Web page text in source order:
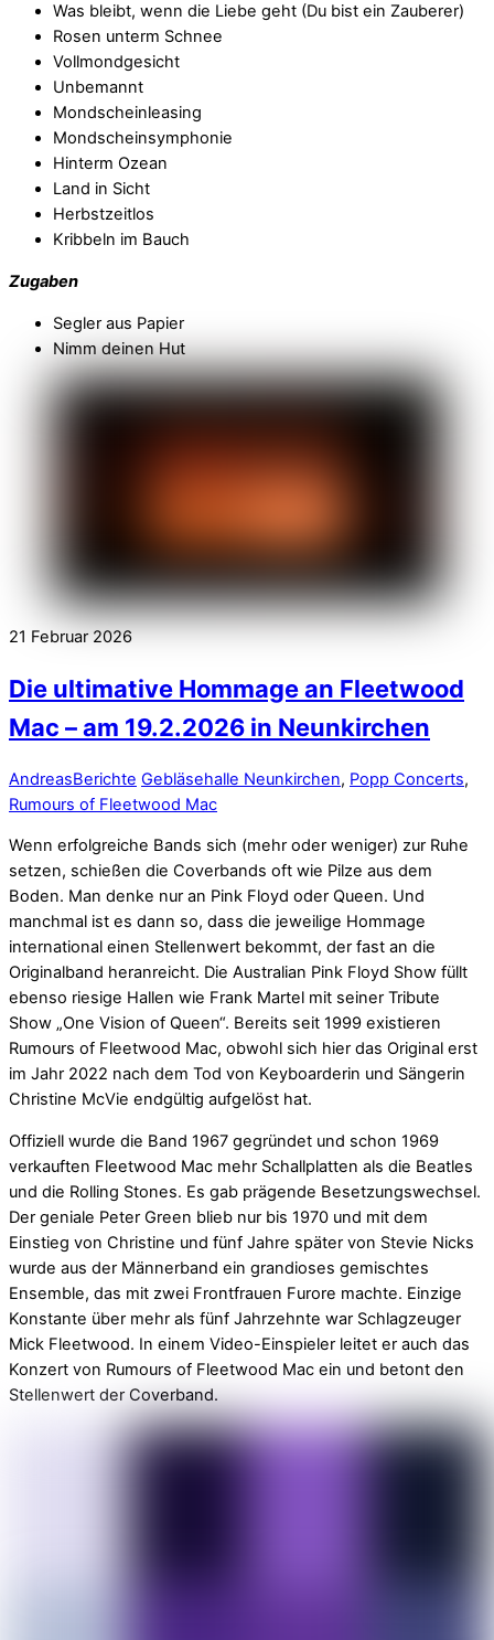
Was bleibt, wenn die Liebe geht (Du bist ein Zauberer)
Rosen unterm Schnee
Vollmondgesicht
Unbemannt
Mondscheinleasing
Mondscheinsymphonie
Hinterm Ozean
Land in Sicht
Herbstzeitlos
Kribbeln im Bauch
Zugaben
Segler aus Papier
Nimm deinen Hut
21 Februar 2026
Die ultimative Hommage an Fleetwood
Mac – am 19.2.2026 in Neunkirchen
AndreasBerichte Gebläsehalle Neunkirchen, Popp Concerts,
Rumours of Fleetwood Mac
Wenn erfolgreiche Bands sich (mehr oder weniger) zur Ruhe
setzen, schießen die Coverbands oft wie Pilze aus dem
Boden. Man denke nur an Pink Floyd oder Queen. Und
manchmal ist es dann so, dass die jeweilige Hommage
international einen Stellenwert bekommt, der fast an die
Originalband heranreicht. Die Australian Pink Floyd Show füllt
ebenso riesige Hallen wie Frank Martel mit seiner Tribute
Show „One Vision of Queen“. Bereits seit 1999 existieren
Rumours of Fleetwood Mac, obwohl sich hier das Original erst
im Jahr 2022 nach dem Tod von Keyboarderin und Sängerin
Christine McVie endgültig aufgelöst hat.
Offiziell wurde die Band 1967 gegründet und schon 1969
verkauften Fleetwood Mac mehr Schallplatten als die Beatles
und die Rolling Stones. Es gab prägende Besetzungswechsel.
Der geniale Peter Green blieb nur bis 1970 und mit dem
Einstieg von Christine und fünf Jahre später von Stevie Nicks
wurde aus der Männerband ein grandioses gemischtes
Ensemble, das mit zwei Frontfrauen Furore machte. Einzige
Konstante über mehr als fünf Jahrzehnte war Schlagzeuger
Mick Fleetwood. In einem Video-Einspieler leitet er auch das
Konzert von Rumours of Fleetwood Mac ein und betont den
Stellenwert der Coverband.